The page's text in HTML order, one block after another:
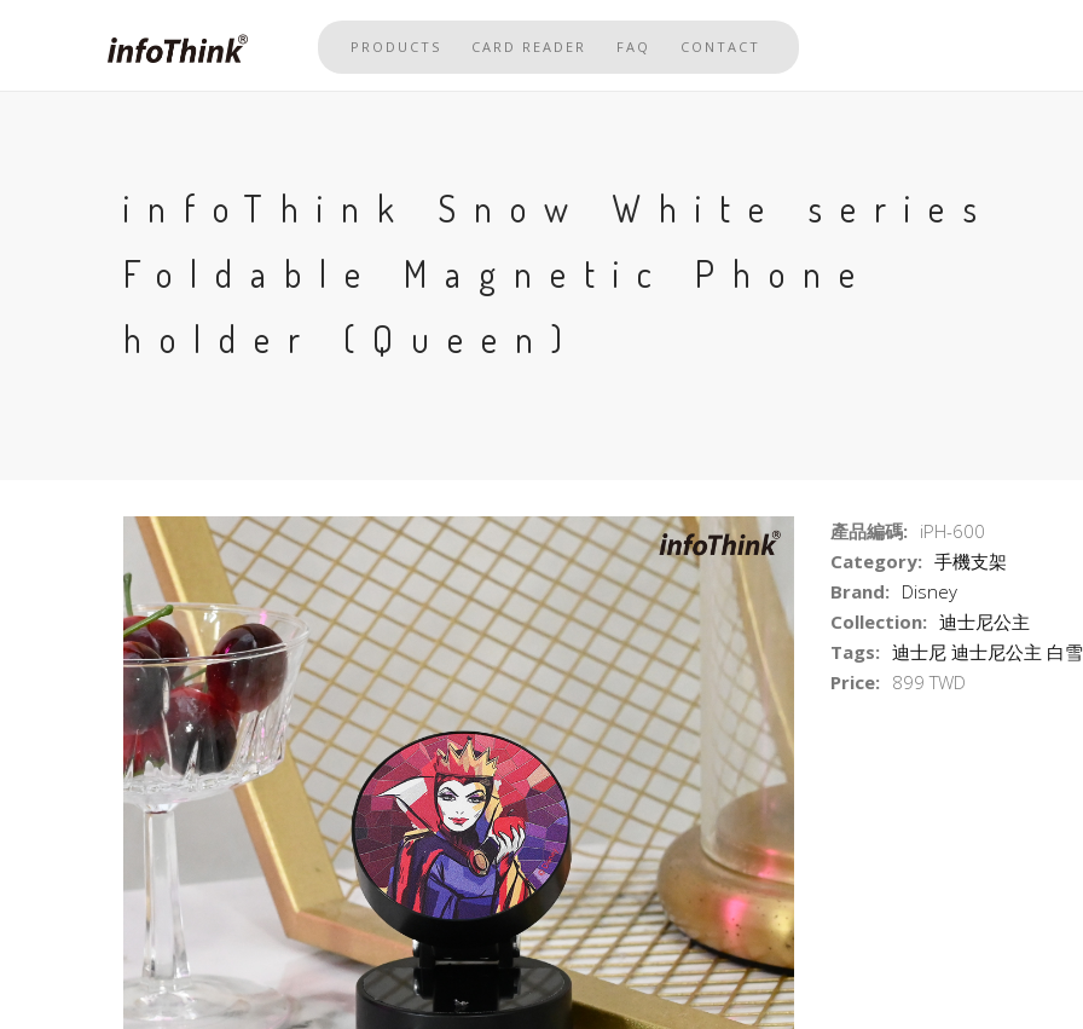
PRODUCTS CARD READER FAQ CONTACT
infoThink Snow White series
Foldable Magnetic Phone
holder (Queen)
產品編碼: iPH-600
Category: 手機支架
Brand: Disney
Collection: 迪士尼公主
Tags: 迪士尼 迪士尼公主 白
Price: 899 TWD